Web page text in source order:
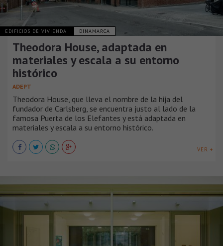
EDIFICIOS DE VIVIENDA DINAMARCA
Theodora House, adaptada en
materiales y escala a su entorno
histórico
ADEPT
Theodora House, que lleva el nombre de la hija del
fundador de Carlsberg, se encuentra justo al lado de la
famosa Puerta de los Elefantes y está adaptada en
materiales y escala a su entorno histórico.
VER +